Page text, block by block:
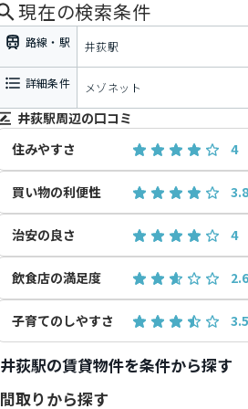
現在の検索条件
路線・駅 井荻駅
詳細条件 メゾネット
井荻駅周辺の口コミ
住みやすさ
4
買い物の利便性 3.8
治安の良さ 4
飲食店の満足度 2.6
子育てのしやすさ 3.5
井荻駅の賃貸物件を条件から探す
間取りから探す